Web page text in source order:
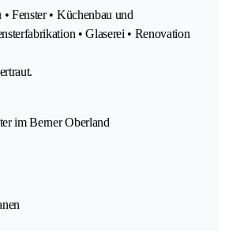
Fenster • Küchenbau und
• Glaserei • Renovation
im Berner Oberland